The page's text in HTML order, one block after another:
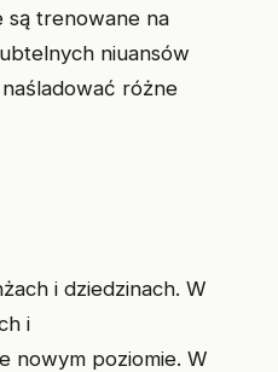
są trenowane na
niuansów
różne
i dziedzinach. W
i
nowym poziomie. W